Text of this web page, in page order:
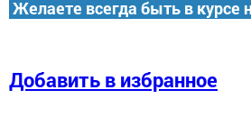
Желаете всегда быть в курсе
Добавить в избранное